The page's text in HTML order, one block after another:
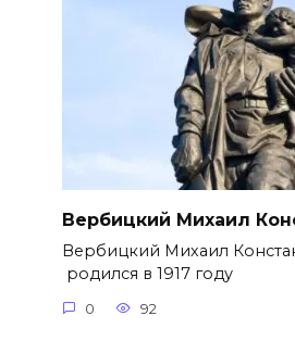
Вербицкий Михаил
Вербицкий Михаил
родился в 1917 году
0 92